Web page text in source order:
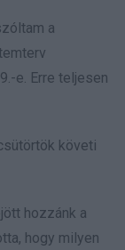
a
e. Erre teljesen
követi
hozzánk a
hogy milyen